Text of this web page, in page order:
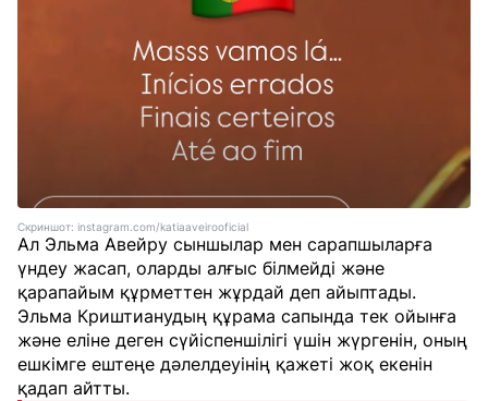
Скриншот: instagram.com/katiaaveirooficial
Ал Эльма Авейру сыншылар мен сарапшыларға
үндеу жасап, оларды алғыс білмейді және
қарапайым құрметтен жұрдай деп айыптады.
Эльма Криштианудың құрама сапында тек ойынға
және еліне деген сүйіспеншілігі үшін жүргенін, оның
ешкімге ештеңе дәлелдеуінің қажеті жоқ екенін
қадап айтты.